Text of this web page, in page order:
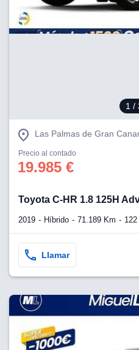
1 /
Las Palmas de Gran
Precio al contado
19.985 €
Toyota C-HR 1.8 125H
2019 Híbrido 71.189 Km
Llamar